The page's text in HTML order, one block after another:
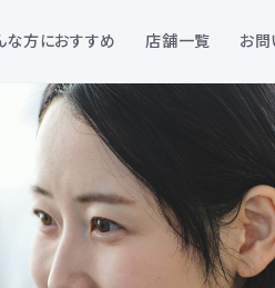
な方におすすめ 店舗一覧 お問